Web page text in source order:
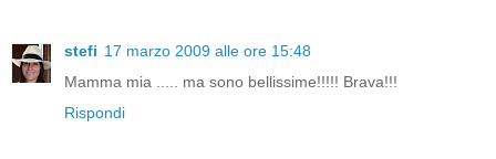
stefi 17 marzo 2009 alle ore 15:48
Mamma mia ..... ma sono bellissime!!!!! Brava!!!
Rispondi